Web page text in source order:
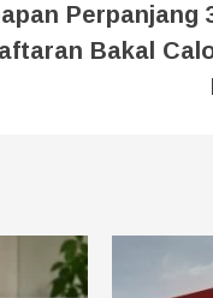
Perpanjang
Bakal